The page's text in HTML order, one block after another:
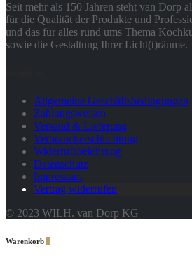
Seit mehr als 150 Jahren steht van Dorp
für die Qualität der Produkte und
und das für alles rund ums Thema
sowie die Gestaltung Ihrer Licht(t)räume.
Allgemeine Geschäftsbedingungen
Zahlungsweisen
Versand & Lieferung
Verbraucherschlichtung
Widerrufsbelehrung
Datenschutz
Impressum
Vertrag widerrufen
© 2023 WILH. van Dorp KG
Warenkorb